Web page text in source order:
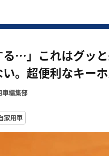
る…」これはグッ
。超便利なキー
車編集部
家用車